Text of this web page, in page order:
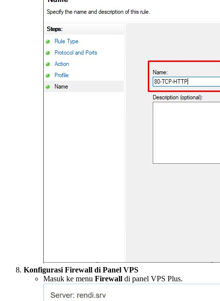
Konfigurasi Firewall di Panel VPS
Masuk ke menu Firewall di panel VPS Plus.